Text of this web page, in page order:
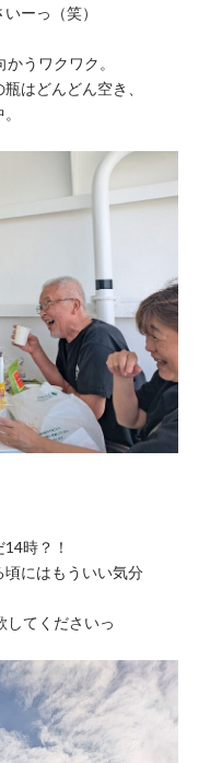
ーっ（笑）
うワクワク。
はどんどん空き、
時？！
にはもういい気分
してくださいっ